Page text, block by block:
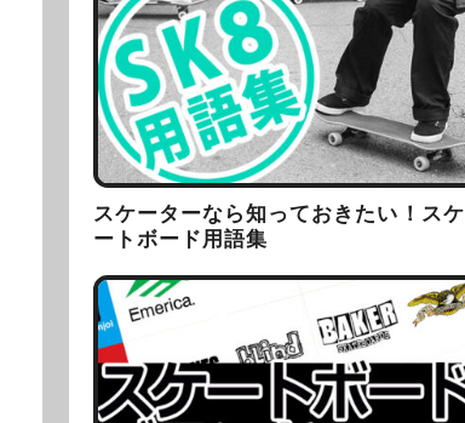
スケーターなら知っておきたい！スケ
ートボード用語集